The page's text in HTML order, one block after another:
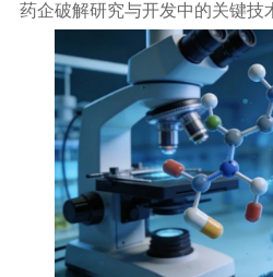
药企破解研究与开发中的关键技